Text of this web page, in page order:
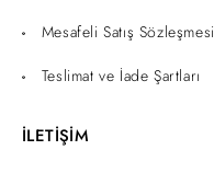
Mesafeli Satış Sözleşmesi
Teslimat ve İade Şartları
İLETİŞİM